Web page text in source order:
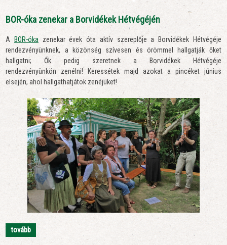
BOR-óka zenekar a Borvidékek Hétvégéjén
A BOR-óka
zenekar évek óta aktív szereplője a Borvidékek Hétvégéje
rendezvényünknek, a közönség szívesen és örömmel hallgatják őket
hallgatni; Ők pedig szeretnek a Borvidékek Hétvégéje
rendezvényünkön zenélni! Keressétek majd azokat a pincéket június
elsején, ahol hallgathatjátok zenéjüket!
tovább